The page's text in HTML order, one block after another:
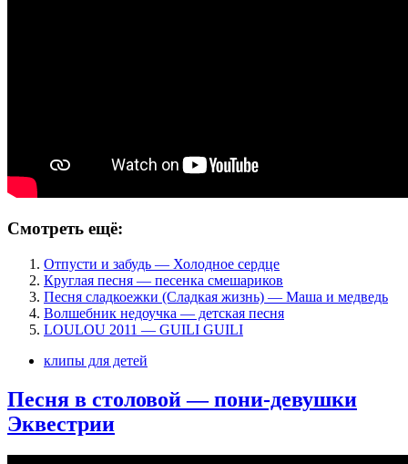
Смотреть ещё:
Отпусти и забудь — Холодное сердце
Круглая песня — песенка смешариков
Песня сладкоежки (Сладкая жизнь) — Маша и медведь
Волшебник недоучка — детская песня
LOULOU 2011 — GUILI GUILI
клипы для детей
Песня в столовой — пони-девушки
Эквестрии